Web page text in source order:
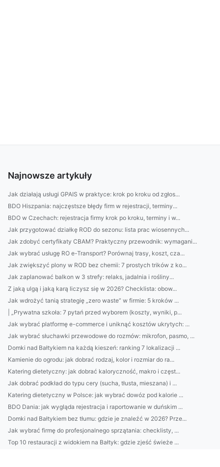
Najnowsze artykuły
Jak działają usługi GPAIS w praktyce: krok po kroku od zgłos...
BDO Hiszpania: najczęstsze błędy firm w rejestracji, terminy...
BDO w Czechach: rejestracja firmy krok po kroku, terminy i w...
Jak przygotować działkę ROD do sezonu: lista prac wiosennych...
Jak zdobyć certyfikaty CBAM? Praktyczny przewodnik: wymagani...
Jak wybrać usługę RO e-Transport? Porównaj trasy, koszt, cza...
Jak zwiększyć plony w ROD bez chemii: 7 prostych trików z ko...
Jak zaplanować balkon w 3 strefy: relaks, jadalnia i rośliny...
Z jaką ulgą i jaką karą liczysz się w 2026? Checklista: obow...
Jak wdrożyć tanią strategię „zero waste” w firmie: 5 kroków ...
| „Prywatna szkoła: 7 pytań przed wyborem (koszty, wyniki, p...
Jak wybrać platformę e-commerce i uniknąć kosztów ukrytych: ...
Jak wybrać słuchawki przewodowe do rozmów: mikrofon, pasmo, ...
Domki nad Bałtykiem na każdą kieszeń: ranking 7 lokalizacji ...
Kamienie do ogrodu: jak dobrać rodzaj, kolor i rozmiar do ra...
Katering dietetyczny: jak dobrać kaloryczność, makro i częst...
Jak dobrać podkład do typu cery (sucha, tłusta, mieszana) i ...
Katering dietetyczny w Polsce: jak wybrać dowóz pod kalorie ...
BDO Dania: jak wygląda rejestracja i raportowanie w duńskim ...
Domki nad Bałtykiem bez tłumu: gdzie je znaleźć w 2026? Prze...
Jak wybrać firmę do profesjonalnego sprzątania: checklisty, ...
Top 10 restauracji z widokiem na Bałtyk: gdzie zjeść świeże ...